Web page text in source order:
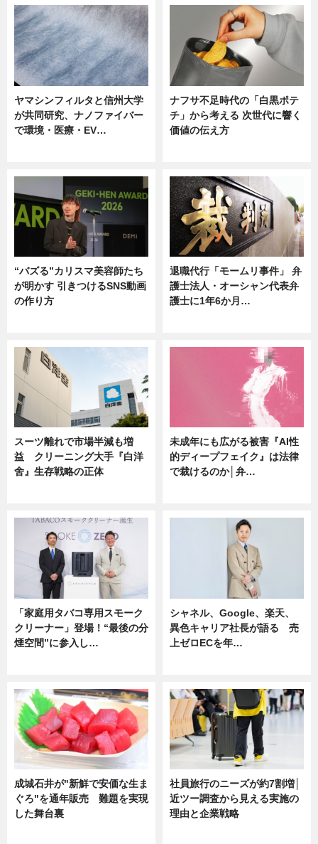
ヤマシンフィルタと信州大学
が共同研究、ナノファイバー
で環境・医療・EV…
ナフサ不足時代の「白黒ポテ
チ」から考える 次世代に響く
価値の伝え方
“バズる”カリスマ美容師たち
が明かす 引きつけるSNS動画
の作り方
退職代行「モームリ事件」 弁
護士法人・オーシャン代表弁
護士に1年6か月…
スーツ離れで市場半減も増
益 クリーニング大手『白洋
舍』生存戦略の正体
未成年にも広がる被害『AI性
的ディープフェイク』は法律
で裁けるのか│弁…
「家庭用タバコ専用スモーク
クリーナー」登場！“最後の分
煙空間”に参入し…
シャネル、Google、楽天、
異色キャリア社長が語る 売
上ゼロECを年…
成城石井が"新鮮で安価な生ま
ぐろ"を通年販売 難題を実現
した舞台裏
社員旅行のニーズが約7割増│
近ツー調査から見える実施の
理由と企業戦略